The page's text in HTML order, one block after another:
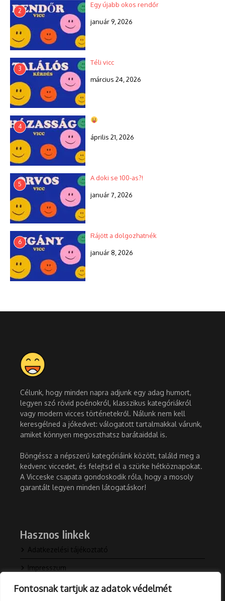
Fontosnak tartjuk az adatok védelmét
2
Egy újabb okos rendőr
január 9, 2026
3
Téli vicc
március 24, 2026
4
április 21, 2026
5
A doki se 100-as?!
január 7, 2026
6
Rájött a dolgozhatnék
január 8, 2026
Célunk, hogy minden napra adjunk egy adag humort,
legyen szó rövid poénokról, klasszikus kategóriákról
vagy modern vicces történetekről. Nálunk nem kell
keresgélned a jókedvet: válogatott tartalmakkal várunk,
amiket könnyen megoszthatsz barátaiddal is.
Böngéssz a népszerű kategóriáink között, találd meg a
kedvenc viccedet, és felejtsd el a szürke hétköznapokat.
A Vicceske csapata gondoskodik róla, hogy a mosoly
garantált legyen minden látogatáskor!
Hasznos linkek
Adatkezelési tájékoztató
Impresszum
Kapcsolat